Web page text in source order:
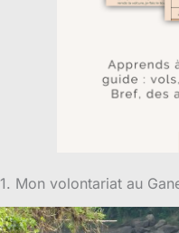
1. Mon volontariat au